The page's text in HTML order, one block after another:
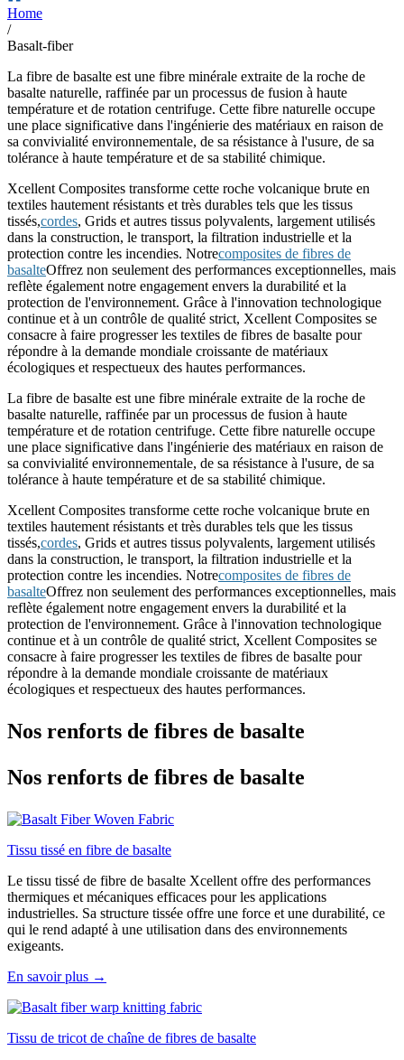
Home
/
Basalt-fiber
La fibre de basalte est une fibre minérale extraite de la roche de
basalte naturelle, raffinée par un processus de fusion à haute
température et de rotation centrifuge. Cette fibre naturelle occupe
une place significative dans l'ingénierie des matériaux en raison de
sa convivialité environnementale, de sa résistance à l'usure, de sa
tolérance à haute température et de sa stabilité chimique.
Xcellent Composites transforme cette roche volcanique brute en
textiles hautement résistants et très durables tels que les tissus
tissés,cordes, Grids et autres tissus polyvalents, largement utilisés
dans la construction, le transport, la filtration industrielle et la
protection contre les incendies. Notrecomposites de fibres de
basalteOffrez non seulement des performances exceptionnelles, mais
reflète également notre engagement envers la durabilité et la
protection de l'environnement. Grâce à l'innovation technologique
continue et à un contrôle de qualité strict, Xcellent Composites se
consacre à faire progresser les textiles de fibres de basalte pour
répondre à la demande mondiale croissante de matériaux
écologiques et respectueux des hautes performances.
La fibre de basalte est une fibre minérale extraite de la roche de
basalte naturelle, raffinée par un processus de fusion à haute
température et de rotation centrifuge. Cette fibre naturelle occupe
une place significative dans l'ingénierie des matériaux en raison de
sa convivialité environnementale, de sa résistance à l'usure, de sa
tolérance à haute température et de sa stabilité chimique.
Xcellent Composites transforme cette roche volcanique brute en
textiles hautement résistants et très durables tels que les tissus
tissés,cordes, Grids et autres tissus polyvalents, largement utilisés
dans la construction, le transport, la filtration industrielle et la
protection contre les incendies. Notrecomposites de fibres de
basalteOffrez non seulement des performances exceptionnelles, mais
reflète également notre engagement envers la durabilité et la
protection de l'environnement. Grâce à l'innovation technologique
continue et à un contrôle de qualité strict, Xcellent Composites se
consacre à faire progresser les textiles de fibres de basalte pour
répondre à la demande mondiale croissante de matériaux
écologiques et respectueux des hautes performances.
Nos renforts de fibres de basalte
Nos renforts de fibres de basalte
Tissu tissé en fibre de basalte
Le tissu tissé de fibre de basalte Xcellent offre des performances
thermiques et mécaniques efficaces pour les applications
industrielles. Sa structure tissée offre une force et une durabilité, ce
qui le rend adapté à une utilisation dans des environnements
exigeants.
En savoir plus →
Tissu de tricot de chaîne de fibres de basalte